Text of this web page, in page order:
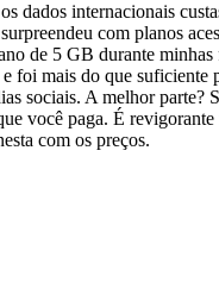
dados internacionais
com planos
de 5 GB durante minhas
foi mais do que suficiente
sociais. A melhor parte?
você paga. É
com os preços.